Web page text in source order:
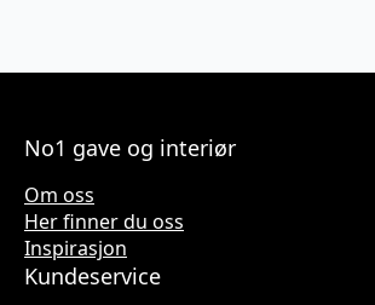
No1 gave og interiør
Om oss
Her finner du oss
Inspirasjon
Kundeservice